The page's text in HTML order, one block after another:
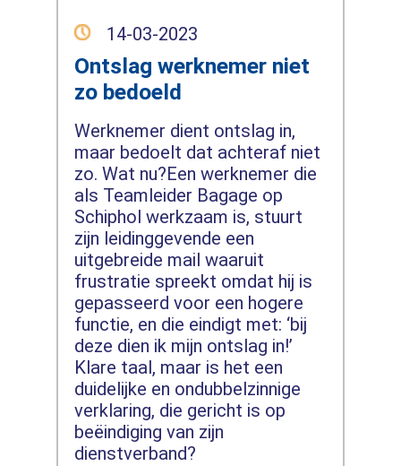
14-03-2023
Ontslag werknemer niet
zo bedoeld
Werknemer dient ontslag in,
maar bedoelt dat achteraf niet
zo. Wat nu?Een werknemer die
als Teamleider Bagage op
Schiphol werkzaam is, stuurt
zijn leidinggevende een
uitgebreide mail waaruit
frustratie spreekt omdat hij is
gepasseerd voor een hogere
functie, en die eindigt met: ‘bij
deze dien ik mijn ontslag in!’
Klare taal, maar is het een
duidelijke en ondubbelzinnige
verklaring, die gericht is op
beëindiging van zijn
dienstverband?